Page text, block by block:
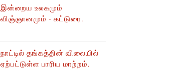
இன்றைய உலகமும்
விஞ்ஞானமும் - கட்டுரை.
நாட்டில் தங்கத்தின் விலையில்
ஏற்பட்டுள்ள பாரிய மாற்றம்.